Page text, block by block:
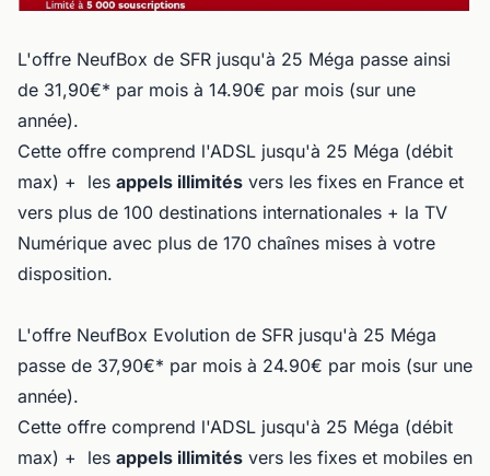
L'offre NeufBox de SFR jusqu'à 25 Méga passe ainsi
de 31,90€* par mois à 14.90€ par mois (sur une
année).
Cette offre comprend l'ADSL jusqu'à 25 Méga (débit
max) + les appels illimités vers les fixes en France et
vers plus de 100 destinations internationales + la TV
Numérique avec plus de 170 chaînes mises à votre
disposition.
L'offre NeufBox Evolution de SFR jusqu'à 25 Méga
passe de 37,90€* par mois à 24.90€ par mois (sur une
année).
Cette offre comprend l'ADSL jusqu'à 25 Méga (débit
max) + les appels illimités vers les fixes et mobiles en